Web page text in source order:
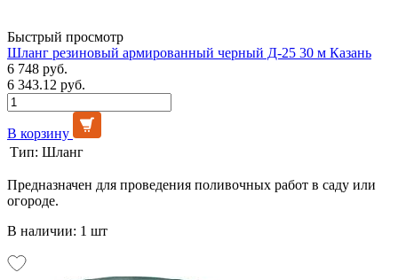
Быстрый просмотр
Шланг резиновый армированный черный Д-25 30 м Казань
6 748 руб.
6 343.12 руб.
В корзину
Тип: Шланг
Предназначен для проведения поливочных работ в саду или
огороде.
В наличии: 1 шт